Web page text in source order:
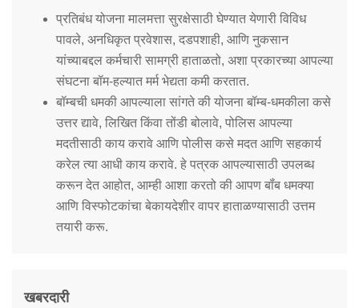
प्रतिबंध योजना मालमत्ता सुरक्षेसाठी घेण्यात येणारी विविध
पावले, अनधिकृत प्रवेशास, दडपशाही, आणि नुकसान
यांच्याबद्दल कर्मचारी सामग्री हाताळतो, अशा प्रकारच्या आपल्या
संघटना बॉम-हल्यात मर्म भेद्यता कमी करतात.
बॉम्बची धमकी आपल्याला सांगते की योजना बॉम्ब-धमकीला कसे
उत्तर द्यावे, लिखित किंवा तोंडी बोलावे, पोलिस आपल्या
मदतीसाठी काय करावे आणि पोलीस कसे मदत आणि सहकार्य
करेल त्या आधी काय करावे. हे पत्रक आपल्यासाठी उपलब्ध
करून देत आहोत, आम्ही आशा करतो की आपण बॉंब धमक्या
आणि विस्फोटकांचा बेकायदेशीर वापर हाताळण्यासाठी उत्तम
तयारी करू.
खबरदारी